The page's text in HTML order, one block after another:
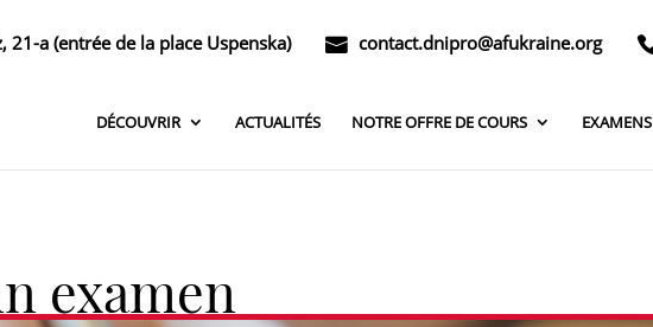
21-a (entrée de la place Uspenska) contact.dnipro@afukraine.org
DÉCOUVRIR ACTUALITÉS NOTRE OFFRE DE COURS EXAMENS
examen